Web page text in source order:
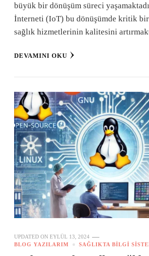
büyük bir dönüşüm süreci
İnterneti (IoT) bu dönüşümde kritik
sağlık hizmetlerinin kalitesini
DEVAMINI OKU
UPDATED ON EYLÜL 13, 2024
BLOG YAZILARIM
SAĞLIKTA BILGI